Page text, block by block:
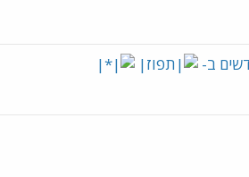
ב-